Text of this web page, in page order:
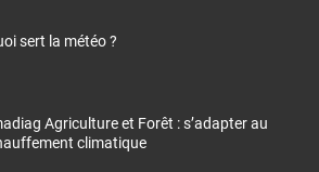
sert la météo ?
Agriculture et Forêt : s’adapter au
climatique